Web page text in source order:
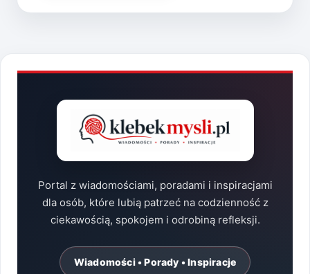
ONLINE
Portal z wiadomościami, poradami i inspiracjami
dla osób, które lubią patrzeć na codzienność z
ciekawością, spokojem i odrobiną refleksji.
Wiadomości • Porady • Inspiracje